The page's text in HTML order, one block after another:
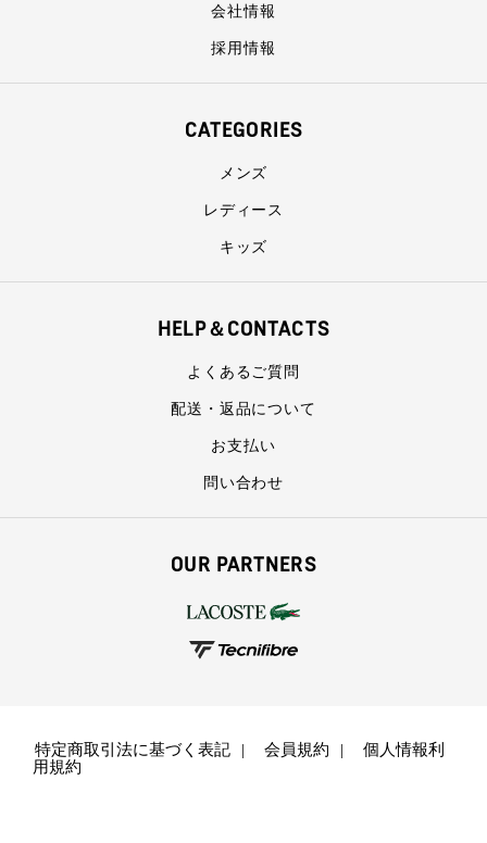
会社情報
採用情報
CATEGORIES
メンズ
レディース
キッズ
HELP＆CONTACTS
よくあるご質問
配送・返品について
お支払い
問い合わせ
OUR PARTNERS
特定商取引法に基づく表記 会員規約
個人情報利
用規約